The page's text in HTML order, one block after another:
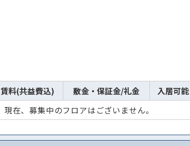
賃料(共益費込) 敷金・保証金/礼金 入居可
現在、募集中のフロアはございません。